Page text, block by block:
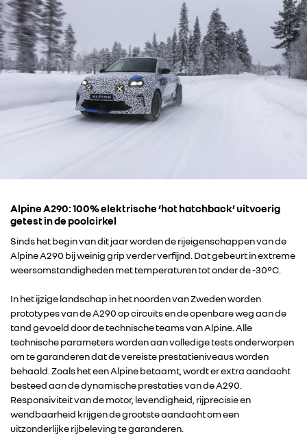
Alpine A290: 100% elektrische ‘hot hatchback’ uitvoerig
getest in de poolcirkel
Sinds het begin van dit jaar worden de rijeigenschappen van de
Alpine A290 bij weinig grip verder verfijnd. Dat gebeurt in extreme
weersomstandigheden met temperaturen tot onder de -30°C.
In het ijzige landschap in het noorden van Zweden worden
prototypes van de A290 op circuits en de openbare weg aan de
tand gevoeld door de technische teams van Alpine. Alle
technische parameters worden aan volledige tests onderworpen
om te garanderen dat de vereiste prestatieniveaus worden
behaald. Zoals het een Alpine betaamt, wordt er extra aandacht
besteed aan de dynamische prestaties van de A290.
Responsiviteit van de motor, levendigheid, rijprecisie en
wendbaarheid krijgen de grootste aandacht om een
uitzonderlijke rijbeleving te garanderen.